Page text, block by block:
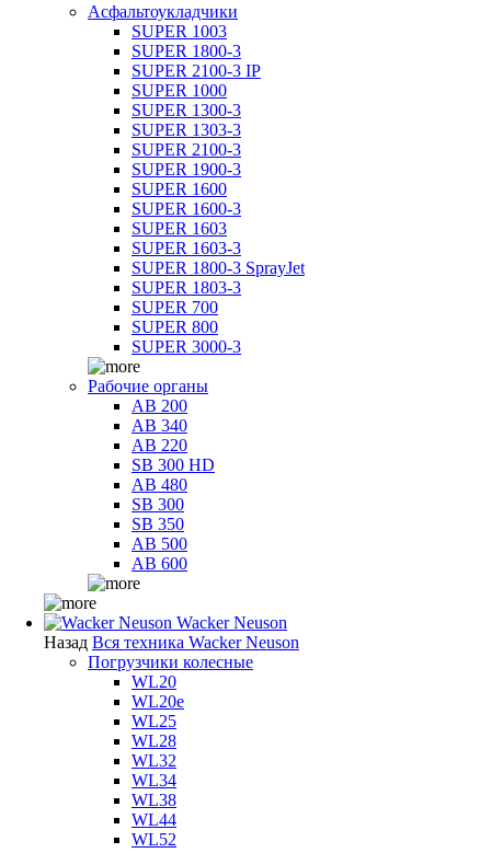
Асфальтоукладчики
SUPER 1003
SUPER 1800-3
SUPER 2100-3 IP
SUPER 1000
SUPER 1300-3
SUPER 1303-3
SUPER 2100-3
SUPER 1900-3
SUPER 1600
SUPER 1600-3
SUPER 1603
SUPER 1603-3
SUPER 1800-3 SprayJet
SUPER 1803-3
SUPER 700
SUPER 800
SUPER 3000-3
Рабочие органы
AB 200
AB 340
AB 220
SB 300 HD
AB 480
SB 300
SB 350
AB 500
AB 600
Wacker Neuson
Назад Вся техника Wacker Neuson
Погрузчики колесные
WL20
WL20e
WL25
WL28
WL32
WL34
WL38
WL44
WL52